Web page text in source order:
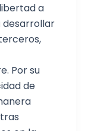
a
desarrollar
Por su
de